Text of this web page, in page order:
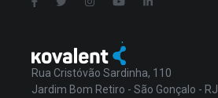
Rua Cristóvão Sardinha, 110
Jardim Bom Retiro - São Gonçalo - RJ